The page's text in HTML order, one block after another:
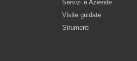
Servizi e Aziende
Visite guidate
Strumenti